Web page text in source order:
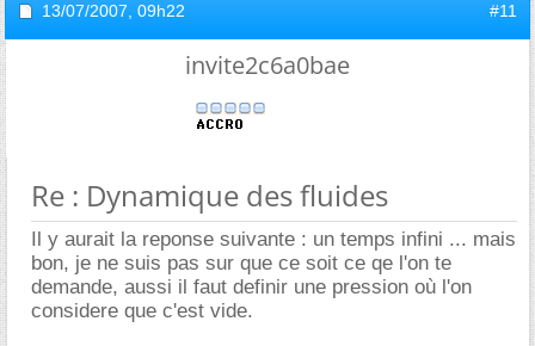
13/07/2007, 09h22 #11
invite2c6a0bae
Re : Dynamique des fluides
Il y aurait la reponse suivante : un temps infini ... mais
bon, je ne suis pas sur que ce soit ce qe l'on te
demande, aussi il faut definir une pression où l'on
considere que c'est vide.